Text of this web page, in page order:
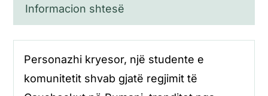
Informacion shtesë
Personazhi kryesor, një studente e
komunitetit shvab gjatë regjimit të